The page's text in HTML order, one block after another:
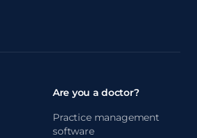
Are you a doctor?
Practice management
software